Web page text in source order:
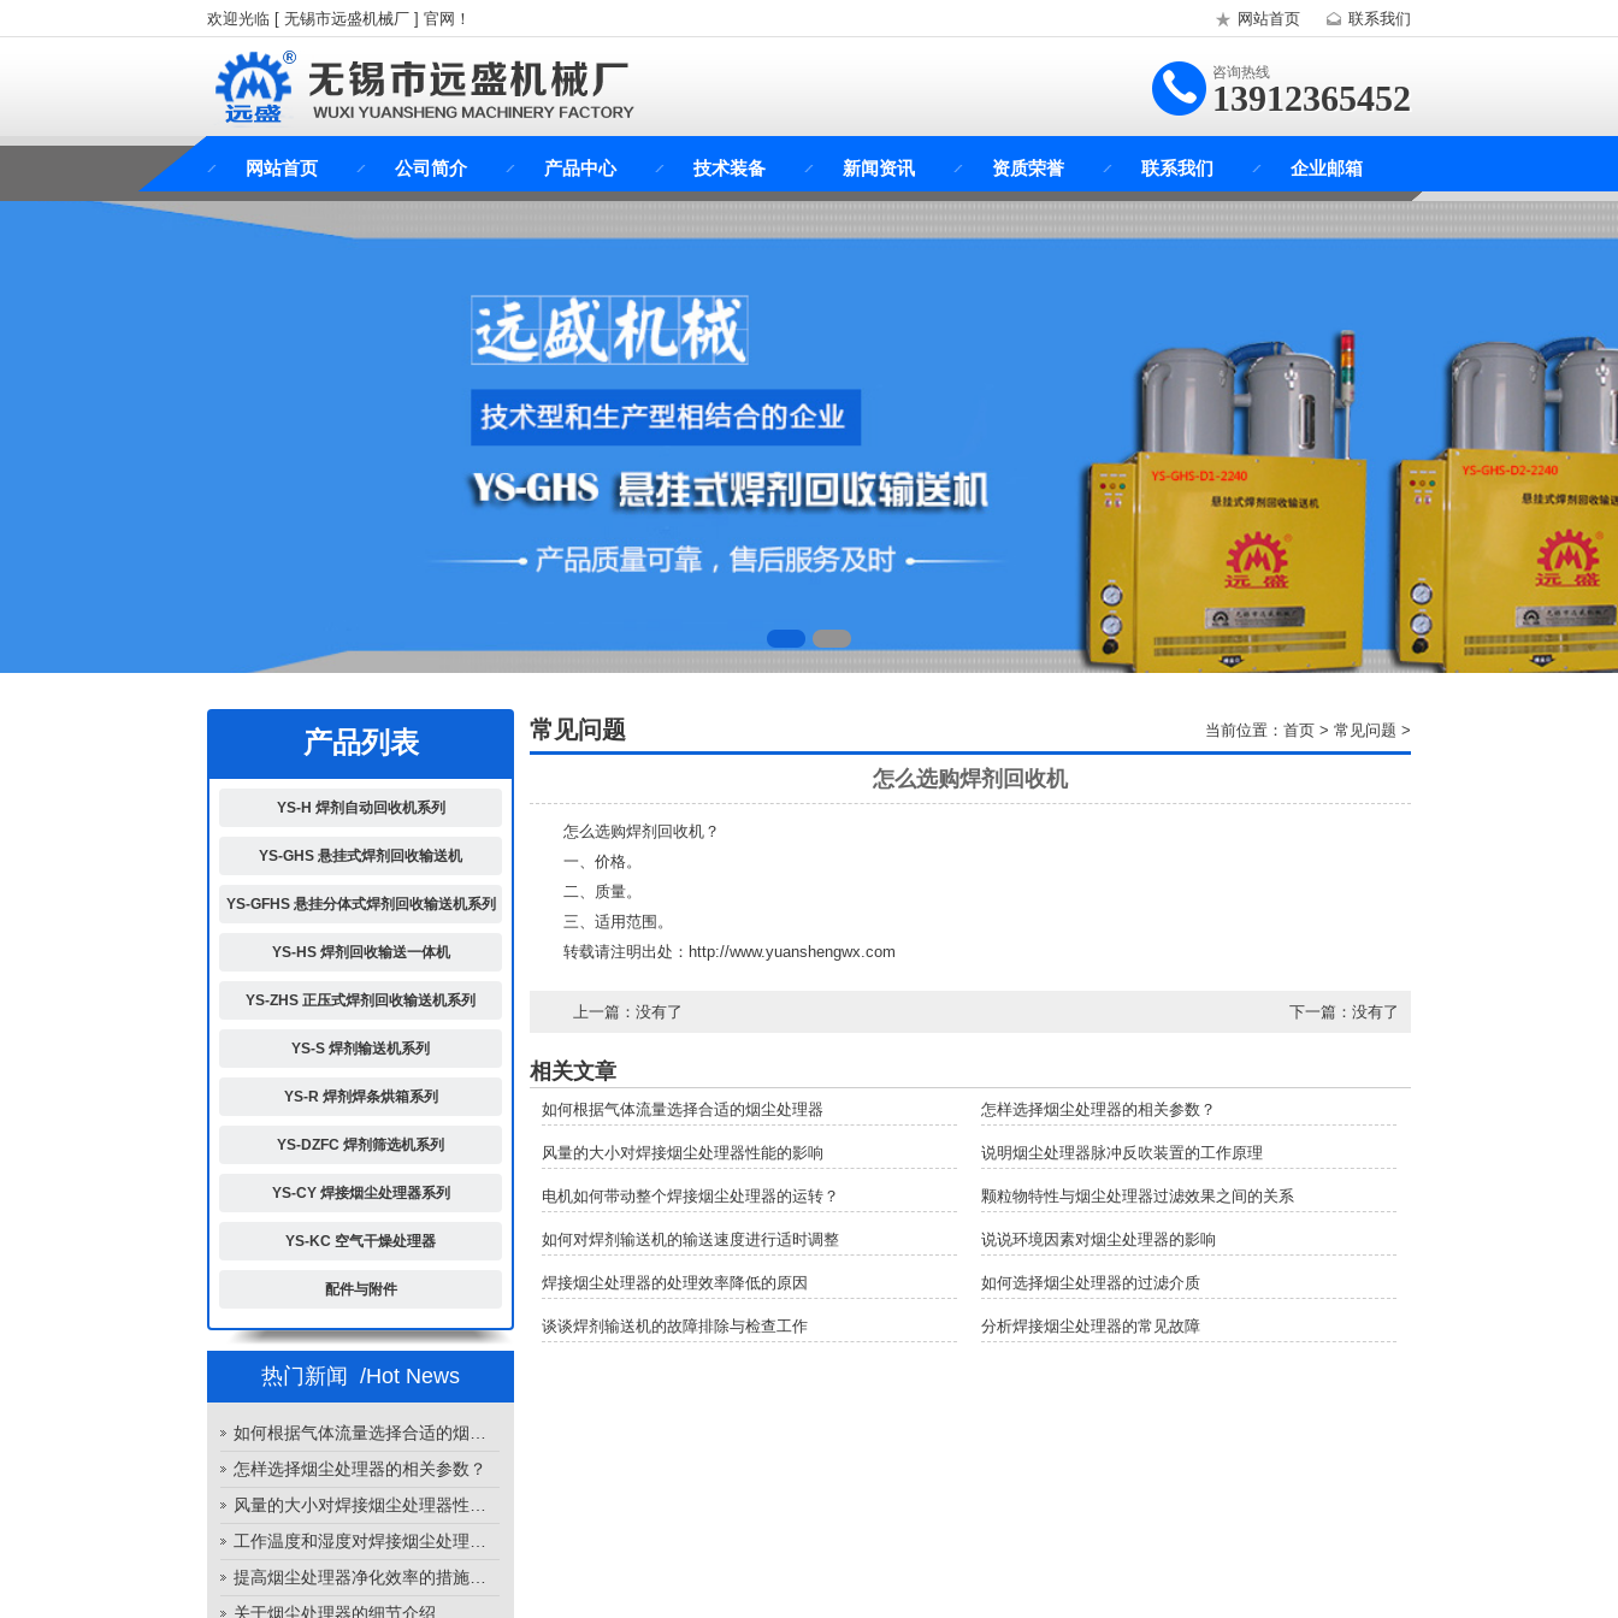
欢迎光临 [ 无锡市远盛机械厂 ] 官网！ 网站首页 联系我们
咨询热线
13912365452
网站首页 公司简介 产品中心 技术装备 新闻资讯 资质荣誉 联系我们 企业邮箱
产品列表
YS-H 焊剂自动回收机系列
YS-GHS 悬挂式焊剂回收输送机
YS-GFHS 悬挂分体式焊剂回收输送机系列
YS-HS 焊剂回收输送一体机
YS-ZHS 正压式焊剂回收输送机系列
YS-S 焊剂输送机系列
YS-R 焊剂焊条烘箱系列
YS-DZFC 焊剂筛选机系列
YS-CY 焊接烟尘处理器系列
YS-KC 空气干燥处理器
配件与附件
热门新闻 /Hot News
怎样选择烟尘处理器的相关参数？
关于烟尘处理器的细节介绍
常见问题 当前位置： 首页 > 常见问题 >
怎么选购焊剂回收机
怎么选购焊剂回收机？
一、价格。
二、质量。
三、适用范围。
转载请注明出处： http://www.yuanshengwx.com
上一篇：没有了 下一篇：没有了
相关文章
如何根据气体流量选择合适的烟尘处理器 怎样选择烟尘处理器的相关参数？
风量的大小对焊接烟尘处理器性能的影响 说明烟尘处理器脉冲反吹装置的工作原理
电机如何带动整个焊接烟尘处理器的运转？ 颗粒物特性与烟尘处理器过滤效果之间的关系
如何对焊剂输送机的输送速度进行适时调整 说说环境因素对烟尘处理器的影响
焊接烟尘处理器的处理效率降低的原因 如何选择烟尘处理器的过滤介质
谈谈焊剂输送机的故障排除与检查工作 分析焊接烟尘处理器的常见故障